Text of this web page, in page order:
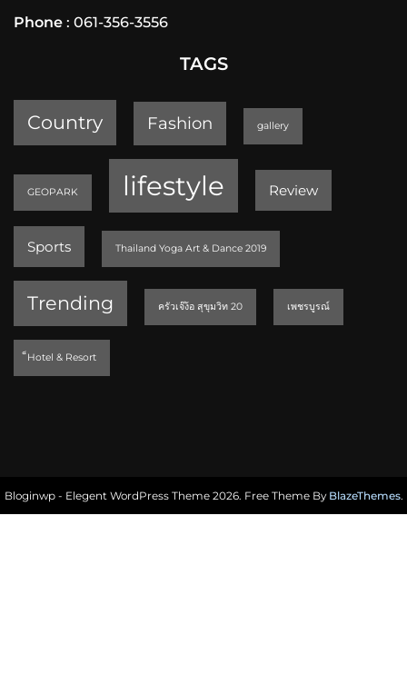
Phone : 061-356-3556
TAGS
Country Fashion gallery
GEOPARK lifestyle Review
Sports Thailand Yoga Art & Dance 2019
Trending ครัวเจ๊ง้อ สุขุมวิท 20 เพชรบูรณ์
็Hotel & Resort
Bloginwp - Elegent WordPress Theme 2026. Free Theme By BlazeThemes.